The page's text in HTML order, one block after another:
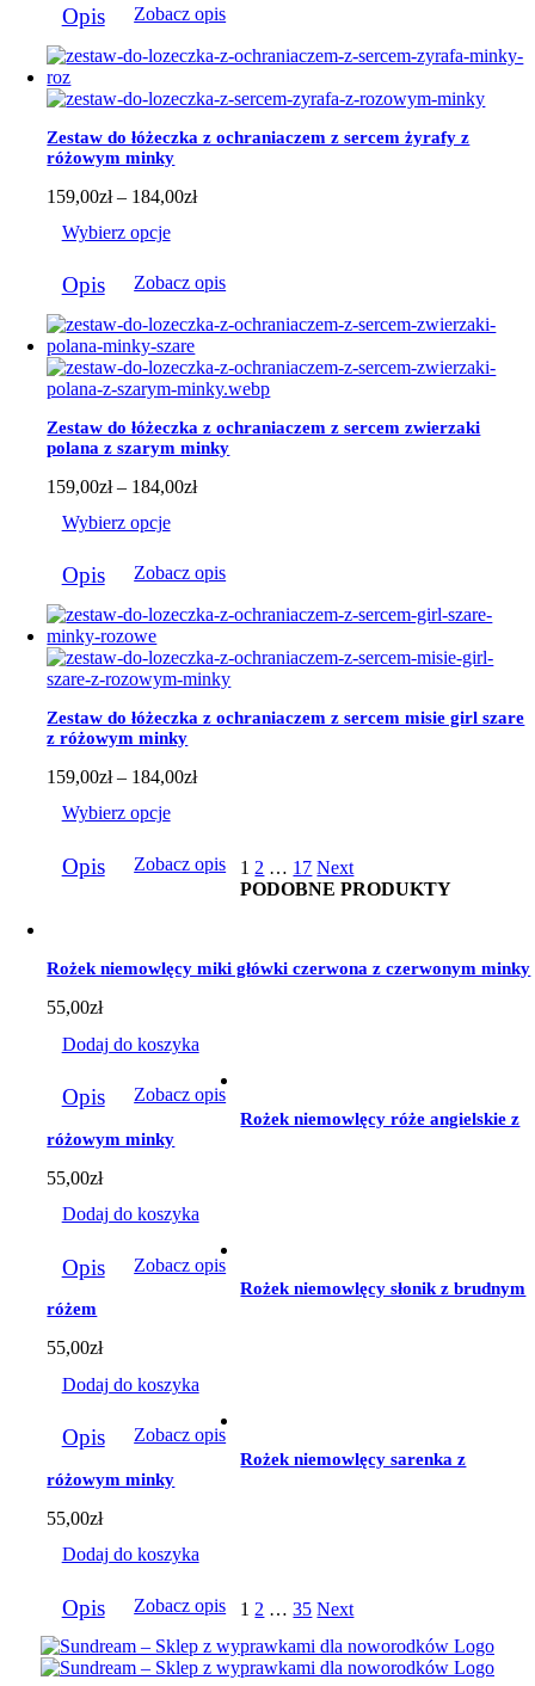
do
produkt
ma
wiele
wariantów.
Opcje
można
wybrać
na
stronie
Opis Zobacz opis
Zestaw do łóżeczka z ochraniaczem z sercem żyrafy z
różowym minky
159,00zł – 184,00złZakres
do
Wybierz opcje
produkt
ma
wiele
wariantów.
Opcje
można
wybrać
na
stronie
produktu
Opis Zobacz opis
Zestaw do łóżeczka z ochraniaczem z sercem zwierzaki
polana z szarym minky
159,00zł – 184,00złZakres
do
Wybierz opcje
produkt
ma
wiele
wariantów.
Opcje
można
wybrać
na
stronie
produktu
Opis Zobacz opis
Zestaw do łóżeczka z ochraniaczem z sercem misie girl szare
z różowym minky
159,00zł – 184,00złZakres
do
184,00zł
Wybierz opcje
produkt
można
wybrać
na
stronie
Opis Zobacz opis 1 2 … 17 Next
PODOBNE PRODUKTY
Rożek niemowlęcy miki główki czerwona z czerwonym minky
55,00zł
Dodaj do koszyka
Opis Zobacz opis
Rożek niemowlęcy róże angielskie z
różowym minky
55,00zł
Dodaj do koszyka
Opis Zobacz opis
Rożek niemowlęcy słonik z brudnym
różem
55,00zł
Dodaj do koszyka
Opis Zobacz opis
Rożek niemowlęcy sarenka z
różowym minky
55,00zł
Dodaj do koszyka
Opis Zobacz opis 1 2 … 35 Next